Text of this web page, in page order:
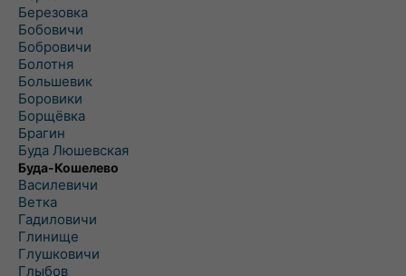
Березовка
Бобовичи
Бобровичи
Болотня
Большевик
Боровики
Борщёвка
Брагин
Буда Люшевская
Буда-Кошелево
Василевичи
Ветка
Гадиловичи
Глинище
Глушковичи
Глыбов